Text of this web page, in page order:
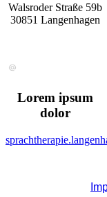
Walsroder Straße 59b
30851 Langenhagen
Lorem ipsum
dolor